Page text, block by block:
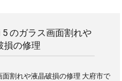
のガラス画面割れや
損の修理
割れや液晶破損の修理 大府市で